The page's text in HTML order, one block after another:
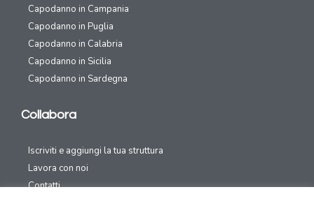
Capodanno in Campania
Capodanno in Puglia
Capodanno in Calabria
Capodanno in Sicilia
Capodanno in Sardegna
Collabora
Iscriviti e aggiungi la tua struttura
Lavora con noi
Contatti